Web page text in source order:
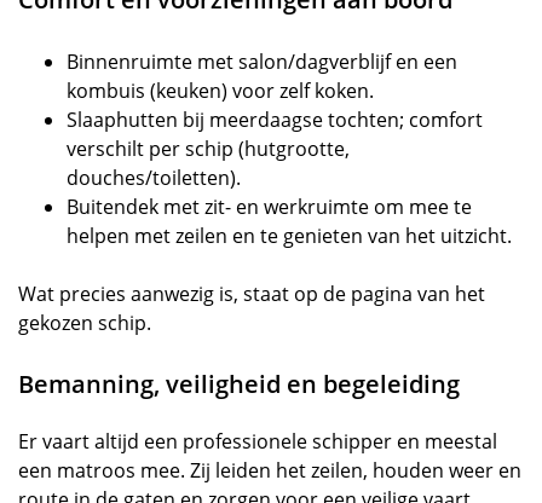
Binnenruimte met salon/dagverblijf en een
kombuis (keuken) voor zelf koken.
Slaaphutten bij meerdaagse tochten; comfort
verschilt per schip (hutgrootte,
douches/toiletten).
Buitendek met zit- en werkruimte om mee te
helpen met zeilen en te genieten van het uitzicht.
Wat precies aanwezig is, staat op de pagina van het
gekozen schip.
Bemanning, veiligheid en begeleiding
Er vaart altijd een professionele schipper en meestal
een matroos mee. Zij leiden het zeilen, houden weer en